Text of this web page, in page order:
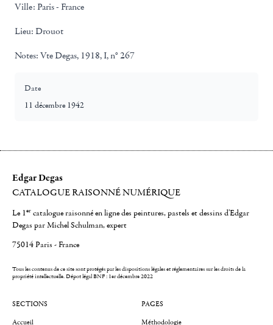
Ville: Paris - France
Lieu: Drouot
Notes: Vte Degas, 1918, I, n° 267
Date
11 décembre 1942
Edgar Degas
CATALOGUE RAISONNÉ NUMÉRIQUE
Le 1er catalogue raisonné en ligne des peintures, pastels et dessins d'Edgar
Degas par Michel Schulman, expert
75014 Paris - France
Tous les contenus de ce site sont protégés par les dispositions légales et réglementaires sur les droits de la
propriété intellectuelle.Dépot légal BNF : 1er décembre 2022
SECTIONS
Accueil
PAGES
Méthodologie